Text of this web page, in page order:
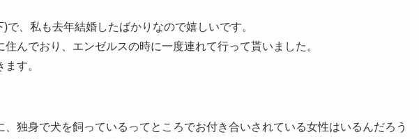
で、私も去年結婚したばかりなので嬉しいです。
んでおり、エンゼルスの時に一度連れて行って貰いました。
す。
独身で犬を飼っているってところでお付き合いされている女性はいるんだろう